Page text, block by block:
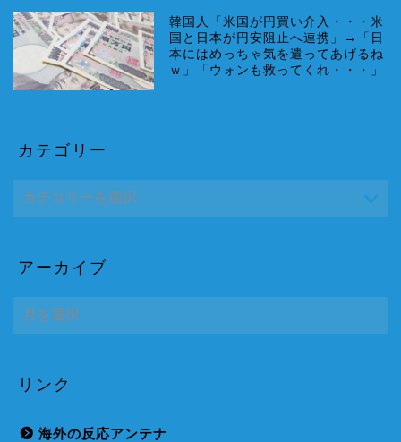
韓国人「米国が円買い介入・・・米
国と日本が円安阻止へ連携」→「日
本にはめっちゃ気を遣ってあげるね
ｗ」「ウォンも救ってくれ・・・」
カテゴリー
アーカイブ
ー
ブリンク
海外の反応アンテナ